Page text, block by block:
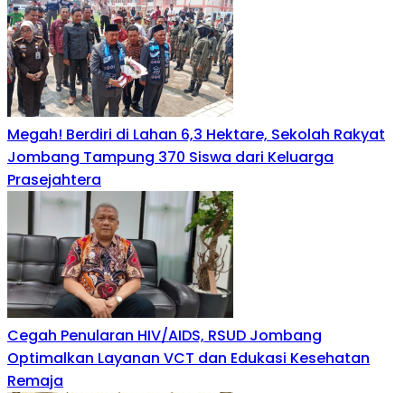
Megah! Berdiri di Lahan 6,3 Hektare, Sekolah Rakyat
Jombang Tampung 370 Siswa dari Keluarga
Prasejahtera
Cegah Penularan HIV/AIDS, RSUD Jombang
Optimalkan Layanan VCT dan Edukasi Kesehatan
Remaja